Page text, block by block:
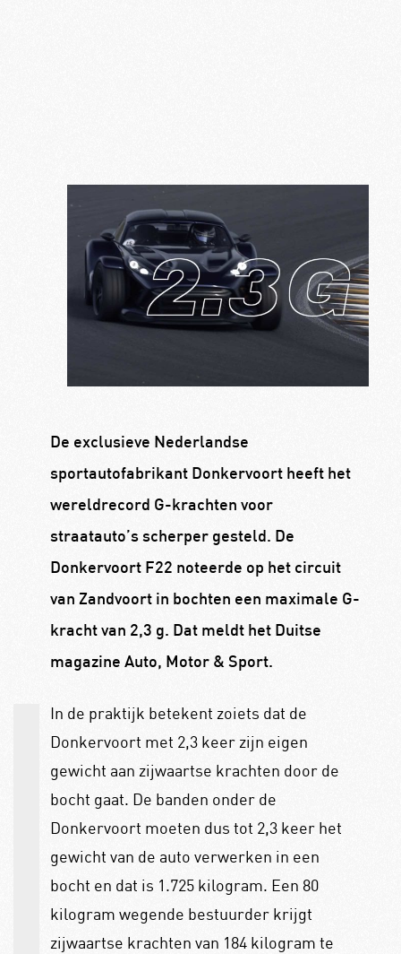
De exclusieve Nederlandse
sportautofabrikant Donkervoort heeft het
wereldrecord G-krachten voor
straatauto’s scherper gesteld. De
Donkervoort F22 noteerde op het circuit
van Zandvoort in bochten een maximale G-
kracht van 2,3 g. Dat meldt het Duitse
magazine Auto, Motor & Sport.
In de praktijk betekent zoiets dat de
Donkervoort met 2,3 keer zijn eigen
gewicht aan zijwaartse krachten door de
bocht gaat. De banden onder de
Donkervoort moeten dus tot 2,3 keer het
gewicht van de auto verwerken in een
bocht en dat is 1.725 kilogram. Een 80
kilogram wegende bestuurder krijgt
zijwaartse krachten van 184 kilogram te